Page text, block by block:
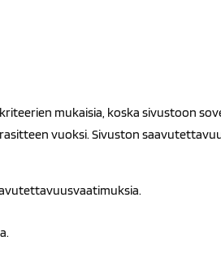
mukaisia, koska sivustoon
vuoksi. Sivuston